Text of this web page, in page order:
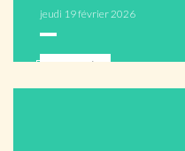
jeudi 19 février 2026